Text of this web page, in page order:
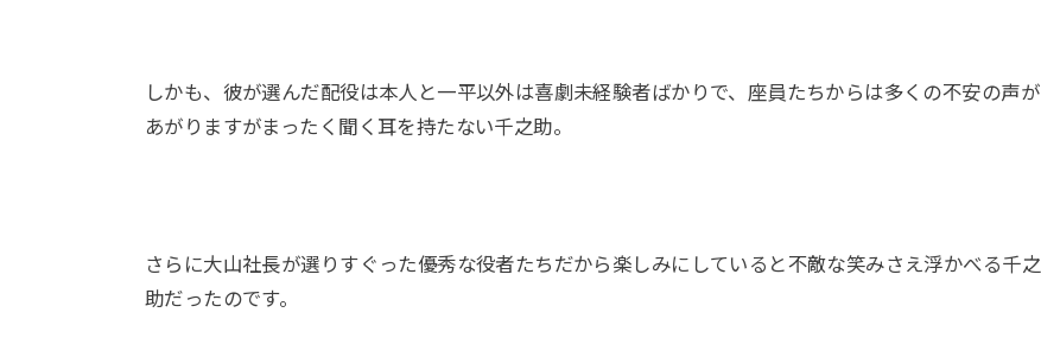
しかも、彼が選んだ配役は本人と一平以外は喜劇未経験者ばかりで、座員たちからは多くの不安の声が
あがりますがまったく聞く耳を持たない千之助。
さらに大山社長が選りすぐった優秀な役者たちだから楽しみにしていると不敵な笑みさえ浮かべる千之
助だったのです。